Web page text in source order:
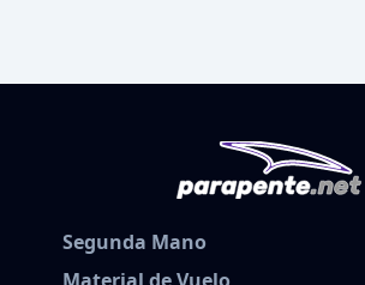
Segunda Mano